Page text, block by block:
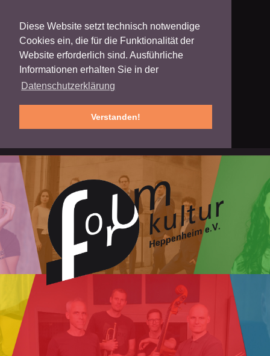
Diese Website setzt technisch notwendige
Cookies ein, die für die Funktionalität der
Website erforderlich sind. Ausführliche
Informationen erhalten Sie in der
Datenschutzerklärung
Verstanden!